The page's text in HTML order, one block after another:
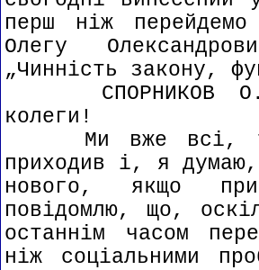
перш ніж
Олегу
„Чинність закону,
СПОРНИКОВ О.О.
колеги!
Ми вже всі,
приходив і, я
нового, якщо
повідомлю, що,
останнім часом
ніж соціальними